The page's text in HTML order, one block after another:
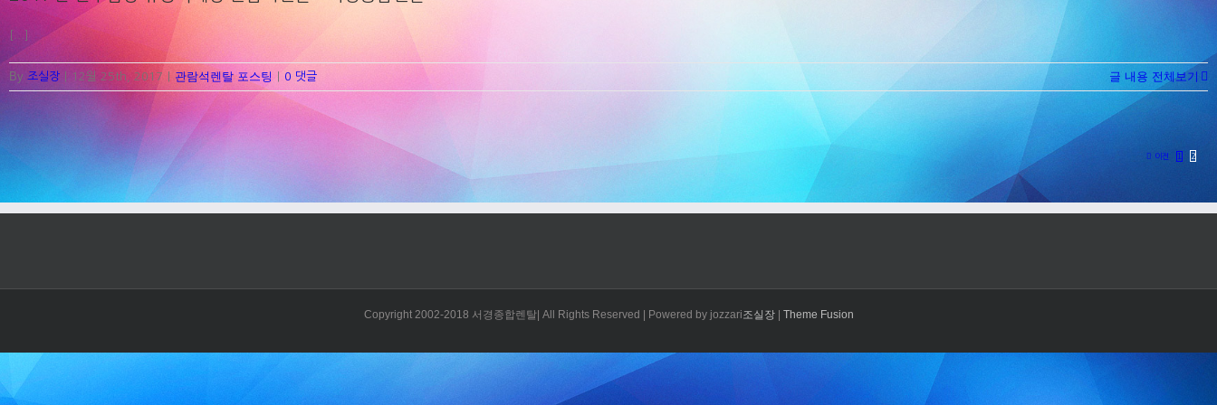
[...]
By 조실장 12월 25th, 2017 관람석렌탈 포스팅 0 댓글 글 내용 전체보기
이전 1 2
Copyright 2002-2018 서경종합렌탈| All Rights Reserved | Powered by jozzari조실장| Theme Fusion